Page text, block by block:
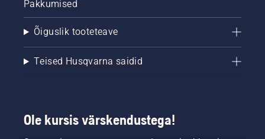
Pakkumised
Õiguslik tooteteave
Teised Husqvarna saidid
Ole kursis värskendustega!